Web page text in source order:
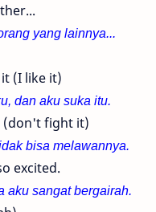
yang lainnya...
(I like it)
dan aku suka itu.
(don't fight it)
bisa melawannya.
excited.
aku sangat bergairah.